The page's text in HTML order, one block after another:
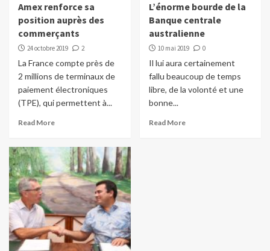
Amex renforce sa
position auprès des
commerçants
24 octobre 2019 2
La France compte près de
2 millions de terminaux de
paiement électroniques
(TPE), qui permettent à...
Read More
L’énorme bourde de la
Banque centrale
australienne
10 mai 2019 0
Il lui aura certainement
fallu beaucoup de temps
libre, de la volonté et une
bonne...
Read More